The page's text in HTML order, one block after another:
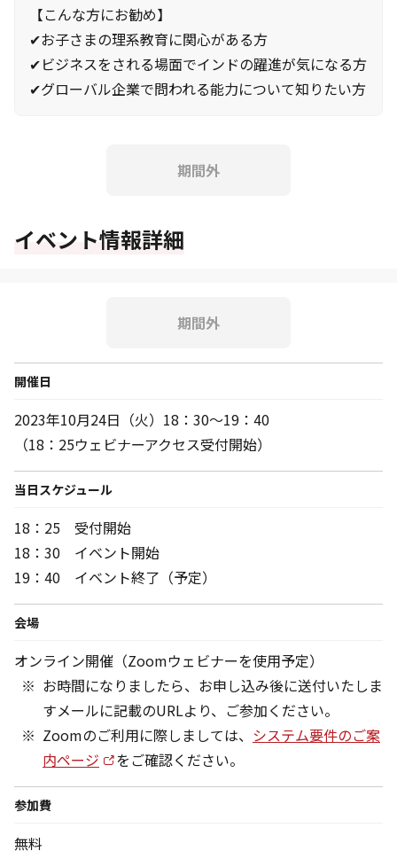
【こんな方にお勧め】
✔お子さまの理系教育に関心がある方
✔ビジネスをされる場面でインドの躍進が気になる方
✔グローバル企業で問われる能力について知りたい方
期間外
イベント情報詳細
期間外
開催日
2023年10月24日（火）18：30～19：40
（18：25ウェビナーアクセス受付開始）
当日スケジュール
18：25 受付開始
18：30 イベント開始
19：40 イベント終了（予定）
会場
オンライン開催（Zoomウェビナーを使用予定）
お時間になりましたら、お申し込み後に送付いたしま
すメールに記載のURLより、ご参加ください。
Zoomのご利用に際しましては、 システム要件のご案
内ページ
をご確認ください。
参加費
無料